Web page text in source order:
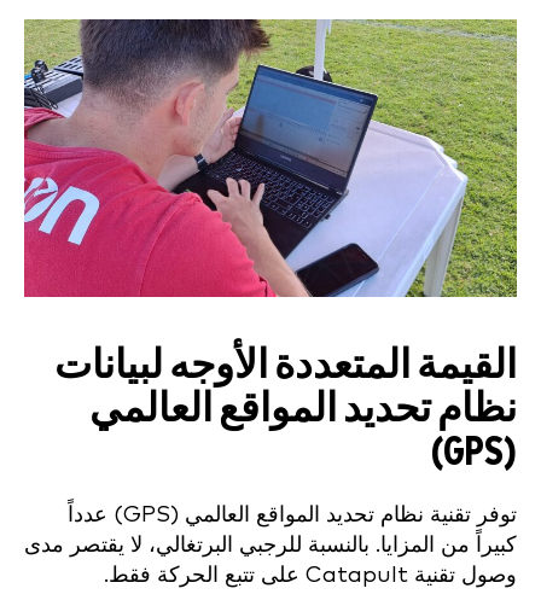
القيمة المتعددة الأوجه لبيانات
نظام تحديد المواقع العالمي
(GPS)
توفر تقنية نظام تحديد المواقع العالمي (GPS) عدداً
كبيراً من المزايا. بالنسبة للرجبي البرتغالي، لا يقتصر مدى
وصول تقنية Catapult على تتبع الحركة فقط.